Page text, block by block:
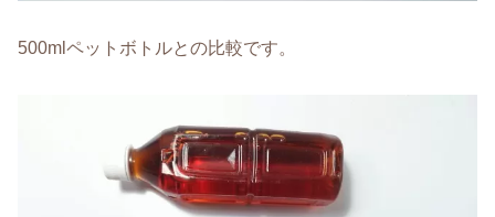
500mlペットボトルとの比較です。